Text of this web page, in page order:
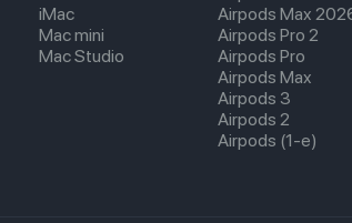
iMac
Mac mini
Mac Studio
Airpods Max
Airpods Pro 2
Airpods Pro
Airpods Max
Airpods 3
Airpods 2
Airpods (1-е)